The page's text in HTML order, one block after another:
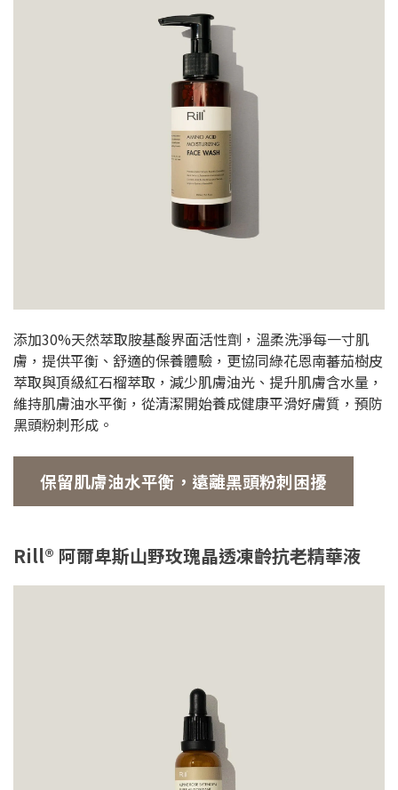
添加30%天然萃取胺基酸界面活性劑，溫柔洗淨每一寸肌
膚，提供平衡、舒適的保養體驗，更協同綠花恩南蕃茄樹皮
萃取與頂級紅石榴萃取，減少肌膚油光、提升肌膚含水量，
維持肌膚油水平衡，從清潔開始養成健康平滑好膚質，預防
黑頭粉刺形成。
保留肌膚油水平衡，遠離黑頭粉刺困擾
Rill® 阿爾卑斯山野玫瑰晶透凍齡抗老精華液